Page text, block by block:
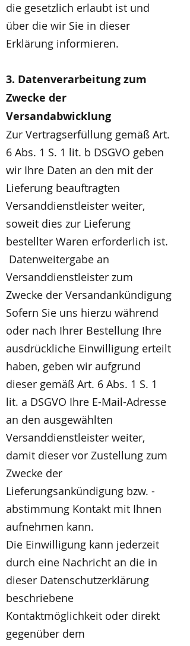
die gesetzlich erlaubt ist und
über die wir Sie in dieser
Erklärung informieren.
3. Datenverarbeitung zum
Zwecke der
Versandabwicklung
Zur Vertragserfüllung gemäß Art.
6 Abs. 1 S. 1 lit. b DSGVO geben
wir Ihre Daten an den mit der
Lieferung beauftragten
Versanddienstleister weiter,
soweit dies zur Lieferung
bestellter Waren erforderlich ist.
Datenweitergabe an
Versanddienstleister zum
Zwecke der Versandankündigung
Sofern Sie uns hierzu während
oder nach Ihrer Bestellung Ihre
ausdrückliche Einwilligung erteilt
haben, geben wir aufgrund
dieser gemäß Art. 6 Abs. 1 S. 1
lit. a DSGVO Ihre E-Mail-Adresse
an den ausgewählten
Versanddienstleister weiter,
damit dieser vor Zustellung zum
Zwecke der
Lieferungsankündigung bzw. -
abstimmung Kontakt mit Ihnen
aufnehmen kann.
Die Einwilligung kann jederzeit
durch eine Nachricht an die in
dieser Datenschutzerklärung
beschriebene
Kontaktmöglichkeit oder direkt
gegenüber dem